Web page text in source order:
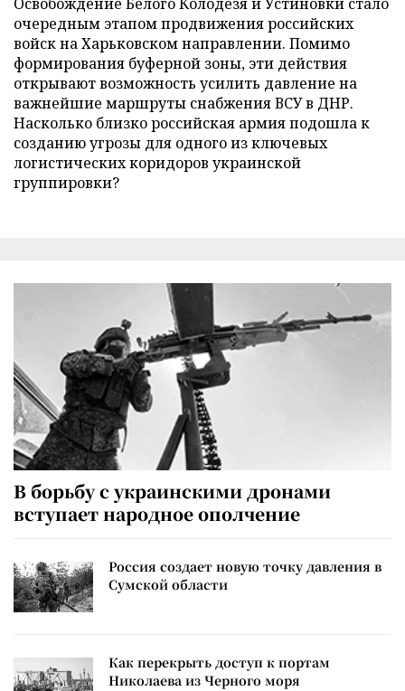
очередным этапом продвижения российских
войск на Харьковском направлении. Помимо
формирования буферной зоны, эти действия
открывают возможность усилить давление на
важнейшие маршруты снабжения ВСУ в ДНР.
Насколько близко российская армия подошла к
созданию угрозы для одного из ключевых
логистических коридоров украинской
группировки?
В борьбу с украинскими дронами
вступает народное ополчение
Россия создает новую точку давления в
Сумской области
Как перекрыть доступ к портам
Николаева из Черного моря